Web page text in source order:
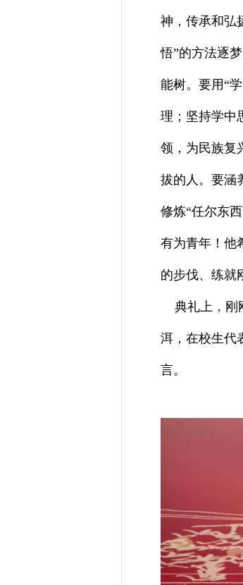
神，传承和弘
悟”的方法逐
能树。要用“
理；坚持学中
领，为民族复
拔的人。要涵
修炼“任尔东
有为青年！他
的步伐、练就
典礼上，刚
洱，在校生代
言。